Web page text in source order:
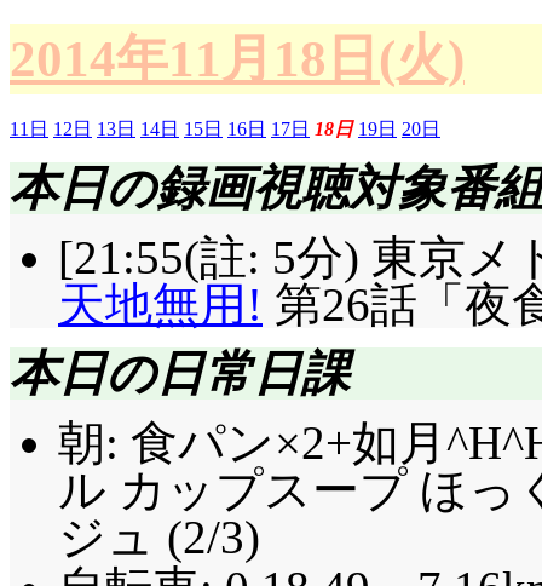
2014年11月18日(火)
11日 12日 13日 14日 15日 16日 17日 18日 19日 20日
本日の録画視聴対象番組
[21:55(註: 5分) 東京
天地無用! 第26話「夜
本日の日常日課
朝: 食パン×2+如月
ル カップスープ ほっ
ジュ (2/3)